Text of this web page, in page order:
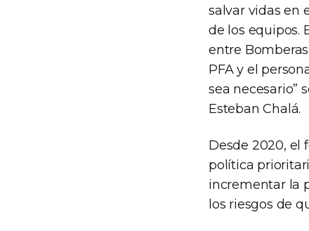
salvar vidas en
de los equipos.
entre
PFA y el
sea necesario”
Esteban Chalá.
Desde 2020, el
política
incrementar la
los riesgos de